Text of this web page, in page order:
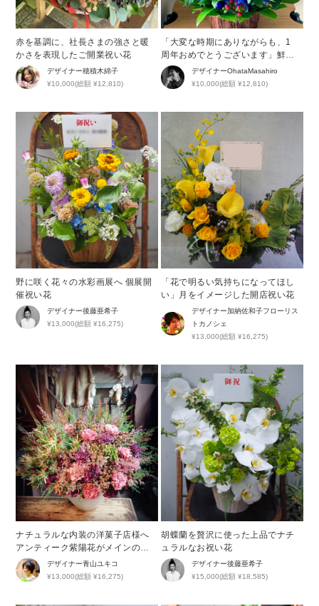
赤を基調に、社長さまの強さと暖
かさを表現したご開業祝い花
デザイナー穂積木綿子
¥10,000(総額 ¥12,810)
「大変な時期にありながらも、1
周年おめでとうございます」鮮や
かなブルーが印象的な周年祝い花
デザイナーOhataMasahiro
¥10,000(総額 ¥12,810)
野に咲く花々の水彩画展へ 個展開
催祝い花
デザイナー後藤亜希子
¥13,000(総額 ¥16,275)
「花で明るい気持ちになってほし
い」月をイメージした開店祝い花
デザイナー加納佐和子フローリス
トカノシェ
¥13,000(総額 ¥16,275)
ナチュラルな内装の洋菓子店様へ
アンティーク紫陽花がメインの開
店祝い花デザイナー青山ユキコ
¥13,000(総額 ¥16,275)
胡蝶蘭を贅沢に使った上品でナチ
ュラルなお祝い花
デザイナー後藤亜希子
¥15,000(総額 ¥18,585)